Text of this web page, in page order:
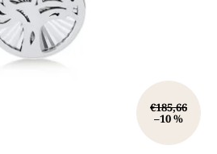
€185,66
–10 %